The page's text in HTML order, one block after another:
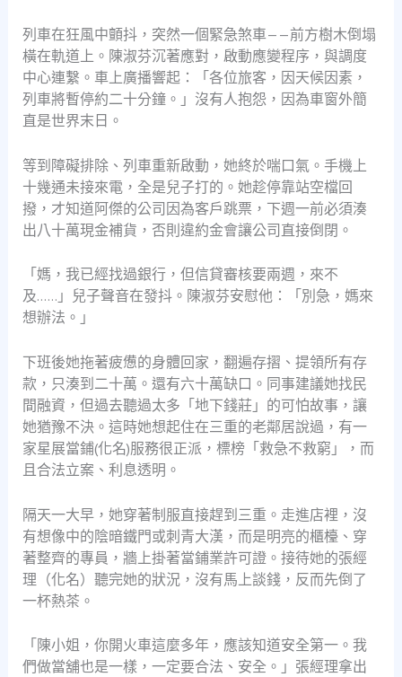
列車在狂風中顫抖，突然一個緊急煞車——前方樹木倒塌
橫在軌道上。陳淑芬沉著應對，啟動應變程序，與調度
中心連繫。車上廣播響起：「各位旅客，因天候因素，
列車將暫停約二十分鐘。」沒有人抱怨，因為車窗外簡
直是世界末日。
等到障礙排除、列車重新啟動，她終於喘口氣。手機上
十幾通未接來電，全是兒子打的。她趁停靠站空檔回
撥，才知道阿傑的公司因為客戶跳票，下週一前必須湊
出八十萬現金補貨，否則違約金會讓公司直接倒閉。
「媽，我已經找過銀行，但信貸審核要兩週，來不
及……」兒子聲音在發抖。陳淑芬安慰他：「別急，媽來
想辦法。」
下班後她拖著疲憊的身體回家，翻遍存摺、提領所有存
款，只湊到二十萬。還有六十萬缺口。同事建議她找民
間融資，但過去聽過太多「地下錢莊」的可怕故事，讓
她猶豫不決。這時她想起住在三重的老鄰居說過，有一
家星展當鋪(化名)服務很正派，標榜「救急不救窮」，而
且合法立案、利息透明。
隔天一大早，她穿著制服直接趕到三重。走進店裡，沒
有想像中的陰暗鐵門或刺青大漢，而是明亮的櫃檯、穿
著整齊的專員，牆上掛著當鋪業許可證。接待她的張經
理（化名）聽完她的狀況，沒有馬上談錢，反而先倒了
一杯熱茶。
「陳小姐，你開火車這麼多年，應該知道安全第一。我
們做當舖也是一樣，一定要合法、安全。」張經理拿出